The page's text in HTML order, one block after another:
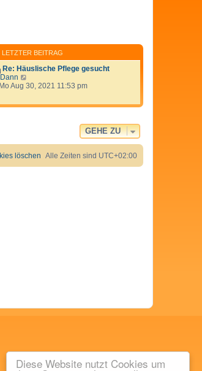
Diese Website nutzt Cookies um
LETZTER BEITRAG
Re: Häuslische Pflege gesucht
Dann
e
e
B
e
Aug 30, 2021 11:53 pm
GEHE ZU
Alle Zeiten sind UTC+02:00
löschen